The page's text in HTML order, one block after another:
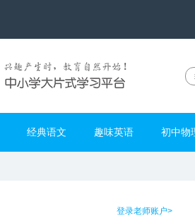
经典语文 趣味英语 初中物
登录老师账户>